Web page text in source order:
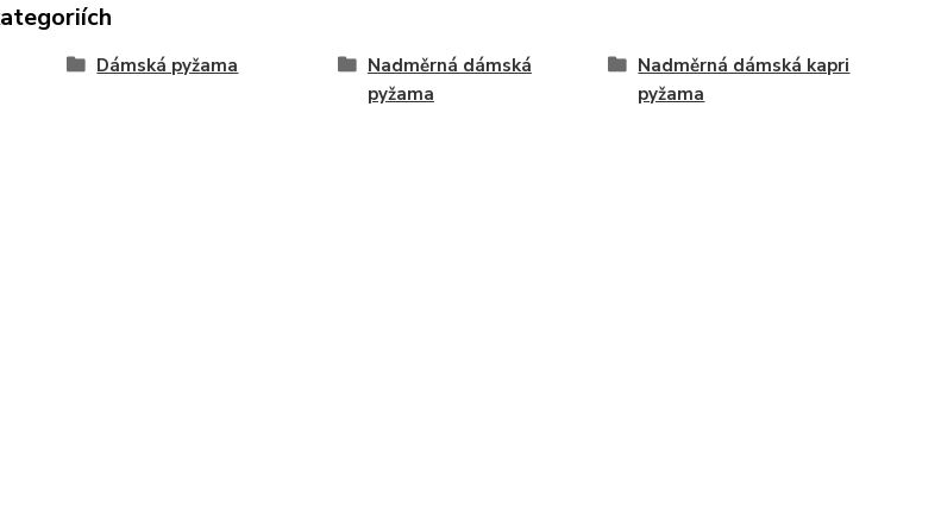
Dámská pyžama
Nadměrná dámská
pyžama
Nadměrná dámská kapri
pyžama